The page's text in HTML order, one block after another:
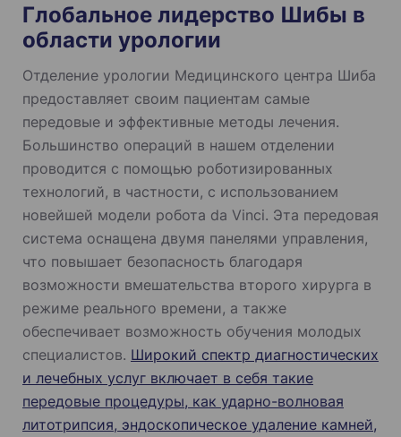
Глобальное лидерство Шибы в
области урологии
Отделение урологии Медицинского центра Шиба
предоставляет своим пациентам самые
передовые и эффективные методы лечения.
Большинство операций в нашем отделении
проводится с помощью роботизированных
технологий, в частности, с использованием
новейшей модели робота da Vinci. Эта передовая
система оснащена двумя панелями управления,
что повышает безопасность благодаря
возможности вмешательства второго хирурга в
режиме реального времени, а также
обеспечивает возможность обучения молодых
специалистов. Широкий спектр диагностических
и лечебных услуг включает в себя такие
передовые процедуры, как ударно-волновая
литотрипсия, эндоскопическое удаление камней,